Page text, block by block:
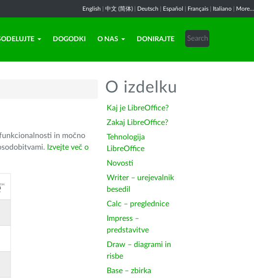
English 中文 (简体) Deutsch Español Français Italiano More...
DOGODKI O NAS DONIRAJTE
in močno
Izvejte več o
O izdelku
Kaj je LibreOffice?
Zakaj LibreOffice?
Tehnologija
LibreOffice
Novosti
Writer – urejevalnik
besedil
Calc – preglednice
Impress –
predstavitve
Draw – diagrami in
risbe
Base – zbirka